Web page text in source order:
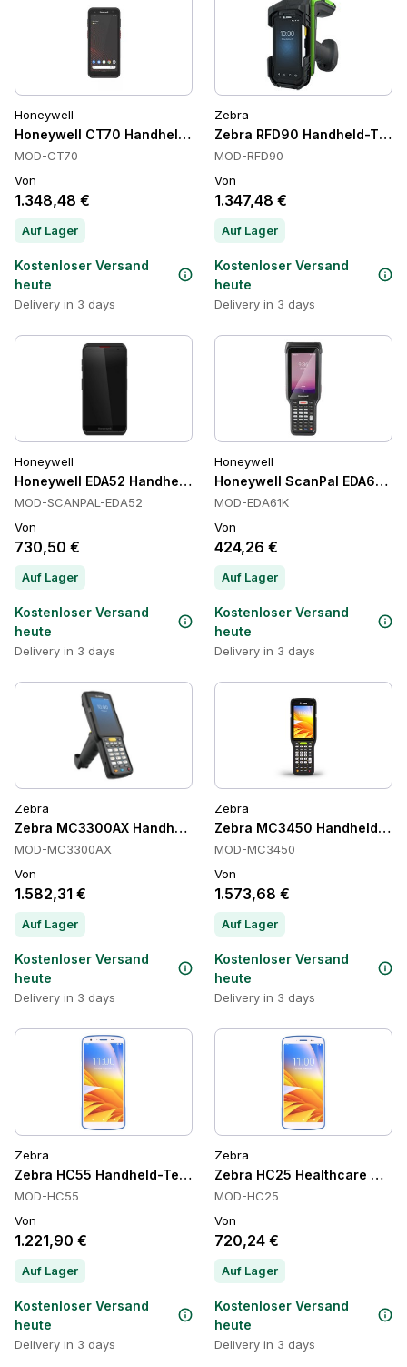
Honeywell
Honeywell CT70 Handheld-Terminals
MOD-CT70
Von
1.348,48 €
Auf Lager
Kostenloser Versand
heute
Delivery in 3 days
Zebra
Zebra RFD90 Handheld-
MOD-RFD90
Von
1.347,48 €
Auf Lager
Kostenloser Versand
heute
Delivery in 3 days
Honeywell
Honeywell EDA52 Handheld-Computer, IP67
MOD-SCANPAL-EDA52
Von
730,50 €
Auf Lager
Kostenloser Versand
heute
Delivery in 3 days
Honeywell
Honeywell ScanPal EDA61K
MOD-EDA61K
Von
424,26 €
Auf Lager
Kostenloser Versand
heute
Delivery in 3 days
Zebra
Zebra MC3300AX Handheld-Terminals
MOD-MC3300AX
Von
1.582,31 €
Auf Lager
Kostenloser Versand
heute
Delivery in 3 days
Zebra
Zebra MC3450 Handheld-
MOD-MC3450
Von
1.573,68 €
Auf Lager
Kostenloser Versand
heute
Delivery in 3 days
Zebra
Zebra HC55 Handheld-Terminals
MOD-HC55
Von
1.221,90 €
Auf Lager
Kostenloser Versand
heute
Delivery in 3 days
Zebra
Zebra HC25 Healthcare
MOD-HC25
Von
720,24 €
Auf Lager
Kostenloser Versand
heute
Delivery in 3 days